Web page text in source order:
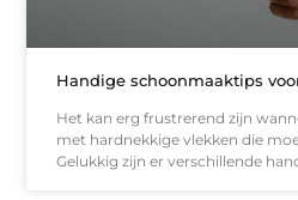
Handige schoonmaaktips
Het kan erg frustrerend zijn
met hardnekkige vlekken die
Gelukkig zijn er verschillende